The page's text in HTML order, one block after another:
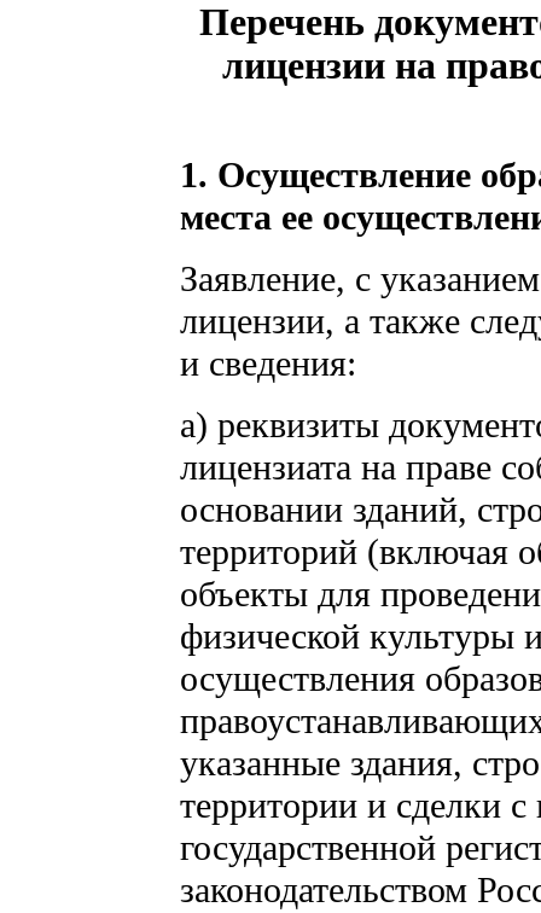
Перечень
лицензии на
1. Осуществление
места ее
Заявление, с
лицензии, а также
и сведения:
а) реквизиты
лицензиата на праве
основании зданий,
территорий (включая
объекты для
физической культуры
осуществления
указанные здания,
территории и сделки
государственной
законодательством